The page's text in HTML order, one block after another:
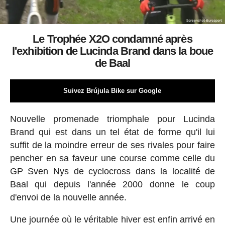
Le Trophée X2O condamné après
l'exhibition de Lucinda Brand dans la boue
de Baal
Suivez Brújula Bike sur Google
Nouvelle promenade triomphale pour Lucinda
Brand qui est dans un tel état de forme qu'il lui
suffit de la moindre erreur de ses rivales pour faire
pencher en sa faveur une course comme celle du
GP Sven Nys de cyclocross dans la localité de
Baal qui depuis l'année 2000 donne le coup
d'envoi de la nouvelle année.
Une journée où le véritable hiver est enfin arrivé en